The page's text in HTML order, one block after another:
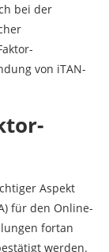
bei der
von iTAN-
Aspekt
für den Online-
fortan
werden.